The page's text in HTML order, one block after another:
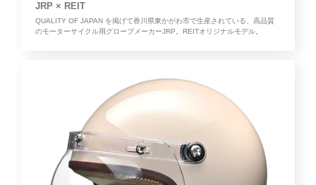
JRP × REIT
QUALITY OF JAPAN を掲げて香川県東かがわ市で生産されている、高品質
のモーターサイクル用グローブメーカーJRP。REITオリジナルモデル。